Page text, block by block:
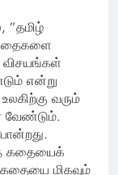
”தமிழ்
விசயங்கள்
என்று
வரும்
வேண்டும்.
கதையைக்
மிகவும்